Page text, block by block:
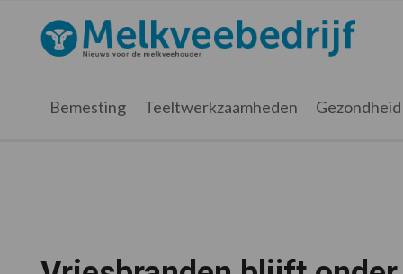
hoofdnavigatie
hoofd
eerste
voettekst
Melkveebedrijf.nl
Bemesting Teeltwerkzaamheden Gezondheid